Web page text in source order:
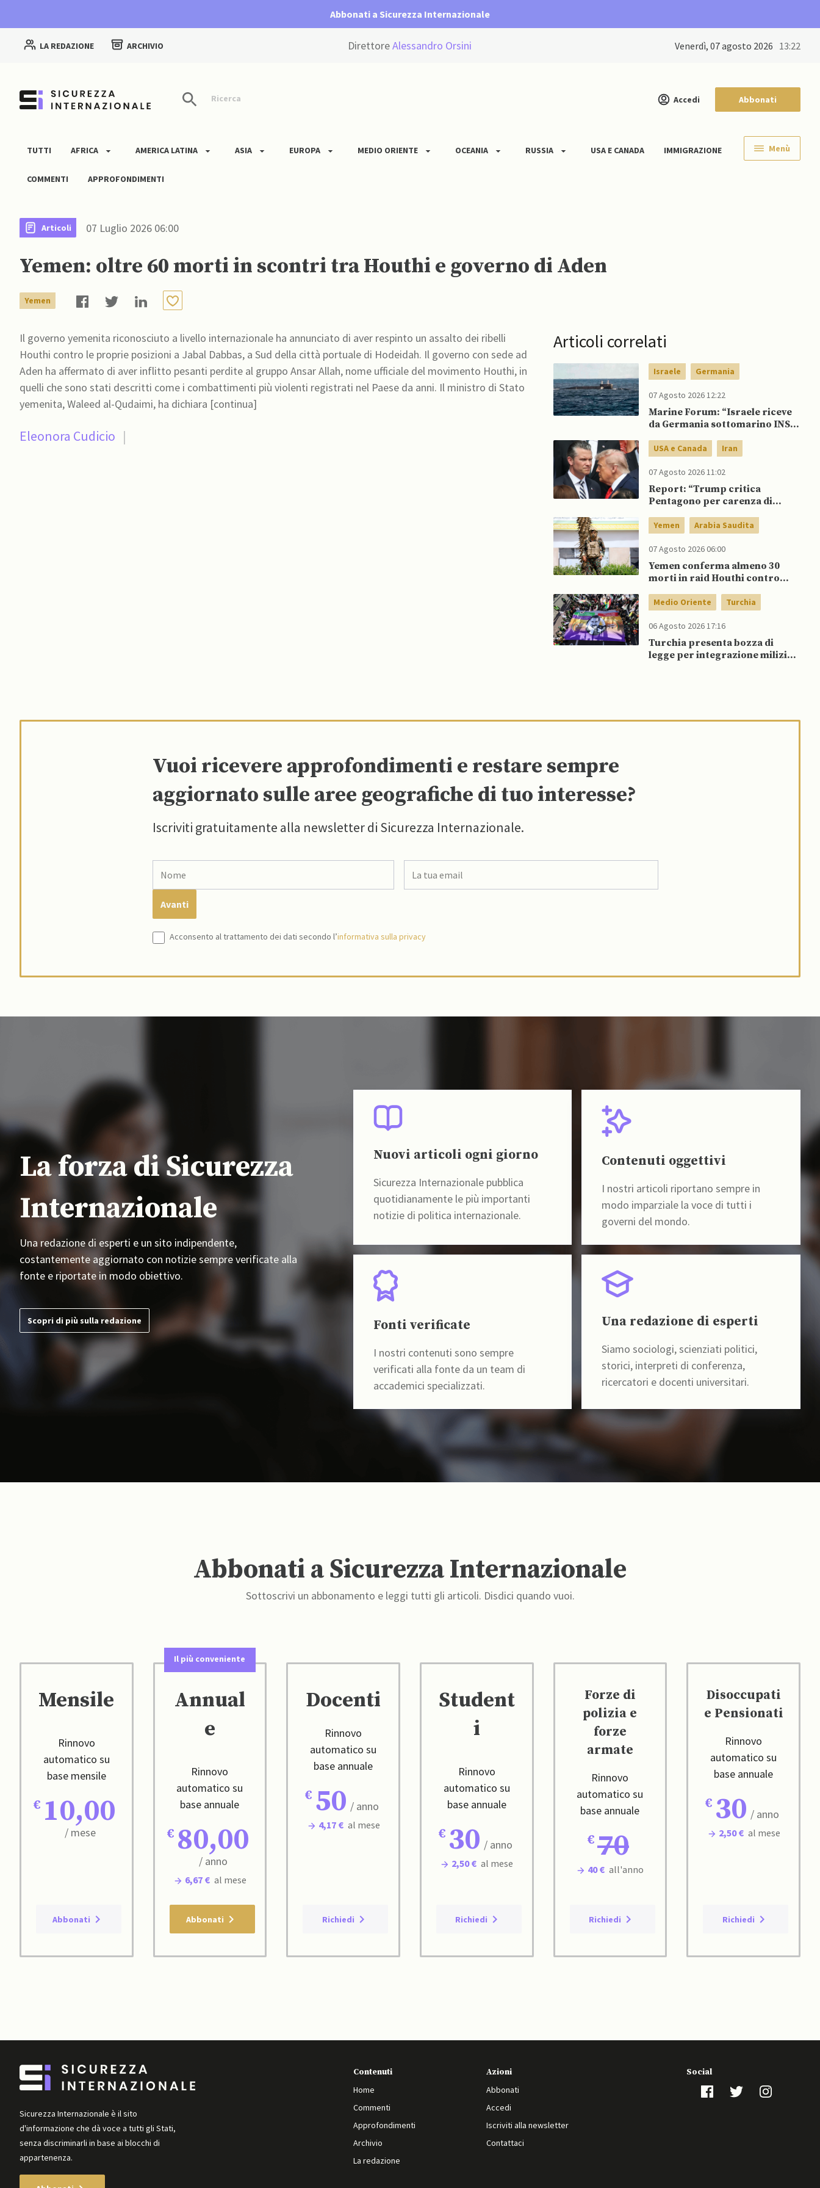
Abbonati a Sicurezza Internazionale
LA REDAZIONE ARCHIVIO DirettoreAlessandro Orsini venerdì, 07 agosto 2026 13:22
Ricerca Accedi Abbonati
TUTTI AFRICA AMERICA LATINA ASIA EUROPA MEDIO ORIENTE OCEANIA RUSSIA USA E CANADA IMMIGRAZIONE
COMMENTI APPROFONDIMENTI
Menù
Articoli 07 Luglio 2026 06:00
Yemen: oltre 60 morti in scontri tra Houthi e governo di Aden
Yemen
Il governo yemenita riconosciuto a livello internazionale ha annunciato di aver respinto un assalto dei ribelli
Houthi contro le proprie posizioni a Jabal Dabbas, a Sud della città portuale di Hodeidah. Il governo con sede ad
Aden ha affermato di aver inflitto pesanti perdite al gruppo Ansar Allah, nome ufficiale del movimento Houthi, in
quelli che sono stati descritti come i combattimenti più violenti registrati nel Paese da anni. Il ministro di Stato
yemenita, Waleed al-Qudaimi, ha dichiara [continua]
Eleonora Cudicio |
Articoli correlati
Israele Germania
07 Agosto 2026 12:22
Marine Forum: “Israele riceve
da Germania sottomarino INS
USA e Canada Iran
07 Agosto 2026 11:02
Report: “Trump critica
Pentagono per carenza di
Yemen Arabia Saudita
07 Agosto 2026 06:00
Yemen conferma almeno 30
morti in raid Houthi contro
Medio Oriente Turchia
06 Agosto 2026 17:16
Turchia presenta bozza di
legge per integrazione milizie
Vuoi ricevere approfondimenti e restare sempre
aggiornato sulle aree geografiche di tuo interesse?
Iscriviti gratuitamente alla newsletter di Sicurezza Internazionale.
Acconsento al trattamento dei dati secondo l’informativa sulla privacy
La forza di Sicurezza
Internazionale
Una redazione di esperti e un sito indipendente,
costantemente aggiornato con notizie sempre verificate alla
fonte e riportate in modo obiettivo.
Scopri di più sulla redazione
Nuovi articoli ogni giorno
Sicurezza Internazionale pubblica
quotidianamente le più importanti
notizie di politica internazionale.
Contenuti oggettivi
I nostri articoli riportano sempre in
modo imparziale la voce di tutti i
governi del mondo.
Fonti verificate
I nostri contenuti sono sempre
verificati alla fonte da un team di
accademici specializzati.
Una redazione di esperti
Siamo sociologi, scienziati politici,
storici, interpreti di conferenza,
ricercatori e docenti universitari.
Abbonati a Sicurezza Internazionale
Sottoscrivi un abbonamento e leggi tutti gli articoli. Disdici quando vuoi.
Mensile
Rinnovo
automatico su
base mensile
10,00
/ mese
Abbonati
Il più conveniente
Annual
e
Rinnovo
automatico su
base annuale
80,00
/ anno
6,67 € al mese
Abbonati
Docenti
Rinnovo
automatico su
base annuale
50 / anno
4,17 € al mese
Richiedi
Student
i
Rinnovo
automatico su
base annuale
30 / anno
2,50 € al mese
Richiedi
Forze di
polizia e
forze
armate
Rinnovo
automatico su
base annuale
70
40 € all'anno
Richiedi
Disoccupati
e Pensionati
Rinnovo
automatico su
base annuale
30 / anno
2,50 € al mese
Richiedi
Sicurezza Internazionale è il sito
d'informazione che dà voce a tutti gli Stati,
senza discriminarli in base ai blocchi di
appartenenza.
Contenuti
Home
Commenti
Approfondimenti
Archivio
La redazione
Azioni
Abbonati
Accedi
Iscriviti alla newsletter
Contattaci
Social